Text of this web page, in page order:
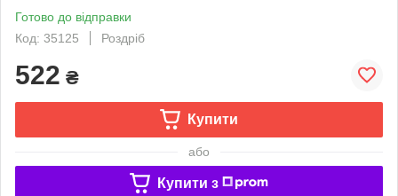
Готово до відправки
Код: 35125
Роздріб
522 ₴
Купити
або
Купити з